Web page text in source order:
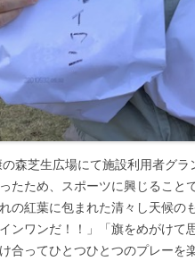
森芝生広場にて施設利用者グ
たため、スポーツに興じること
の紅葉に包まれた清々し天候の
ンワンだ！！」「旗をめがけ
合ってひとつひとつのプレー